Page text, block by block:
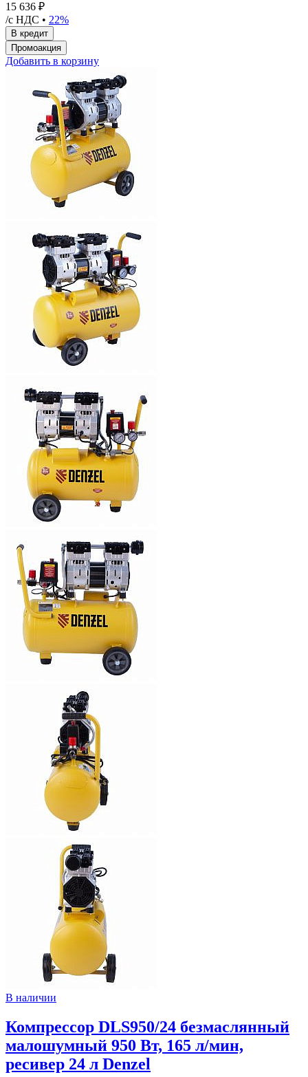
15 636 ₽
/с НДС • 22%
Добавить в корзину
В наличии
Компрессор DLS950/24 безмаслянный
малошумный 950 Вт, 165 л/мин,
ресивер 24 л Denzel